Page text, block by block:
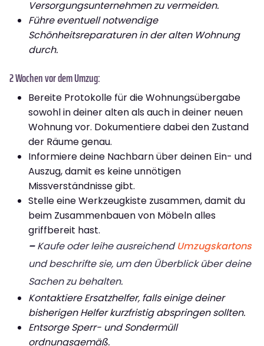
Versorgungsunternehmen zu vermeiden.
Führe eventuell notwendige
Schönheitsreparaturen in der alten Wohnung
durch.
2 Wochen vor dem Umzug:
Bereite Protokolle für die Wohnungsübergabe
sowohl in deiner alten als auch in deiner neuen
Wohnung vor. Dokumentiere dabei den Zustand
der Räume genau.
Informiere deine Nachbarn über deinen Ein- und
Auszug, damit es keine unnötigen
Missverständnisse gibt.
Stelle eine Werkzeugkiste zusammen, damit du
beim Zusammenbauen von Möbeln alles
griffbereit hast.
–Kaufe oder leihe ausreichendUmzugskartons
und beschrifte sie, um den Überblick über deine
Sachen zu behalten.
Kontaktiere Ersatzhelfer, falls einige deiner
bisherigen Helfer kurzfristig abspringen sollten.
Entsorge Sperr- und Sondermüll
ordnungsgemäß.